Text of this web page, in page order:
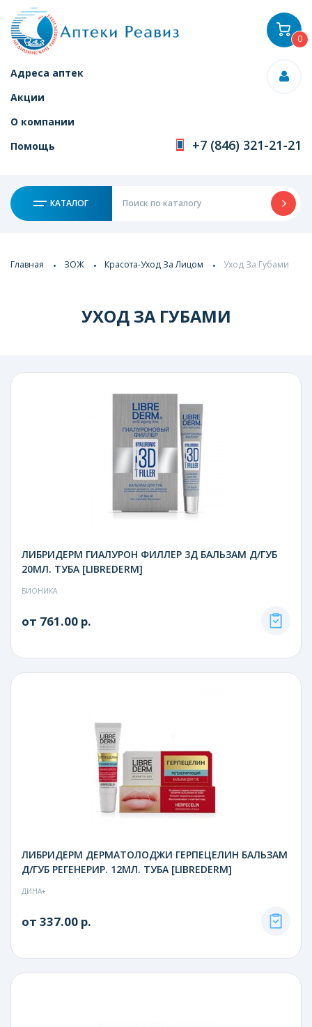
Адреса аптек
Акции
О компании
Помощь
+7 (846) 321-21-21
КАТАЛОГ
0
Главная ЗОЖ Красота-Уход За Лицом Уход За Губами
УХОД ЗА ГУБАМИ
ЛИБРИДЕРМ ГИАЛУРОН ФИЛЛЕР 3Д БАЛЬЗАМ Д/ГУБ
20МЛ. ТУБА [LIBREDERM]
БИОНИКА
от 761.00 р.
ЛИБРИДЕРМ ДЕРМАТОЛОДЖИ ГЕРПЕЦЕЛИН БАЛЬЗАМ
Д/ГУБ РЕГЕНЕРИР. 12МЛ. ТУБА [LIBREDERM]
ДИНА+
от 337.00 р.